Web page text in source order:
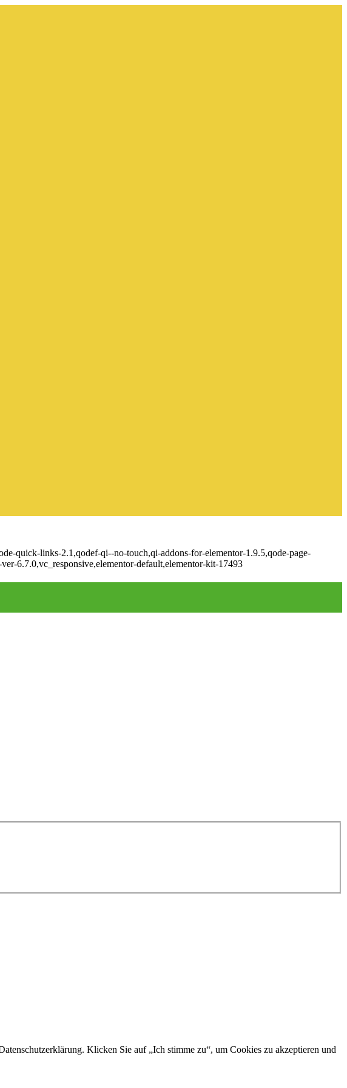
quick-links-2.1,qodef-qi--no-touch,qi-addons-for-elementor-1.9.5,qode-page-
6.7.0,vc_responsive,elementor-default,elementor-kit-17493
Klicken Sie auf „Ich stimme zu“, um Cookies zu akzeptieren und